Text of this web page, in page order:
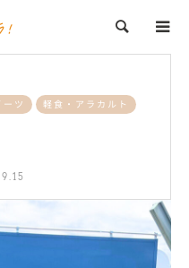
検索
ーツ 軽食・アラカルト